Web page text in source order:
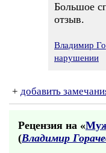
Большое
отзыв.
Владимир
нарушении
+ добавить
Рецензия на «
(Владимир